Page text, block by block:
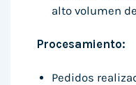
alto volumen
Procesamiento:
Pedidos